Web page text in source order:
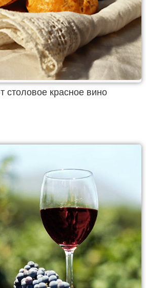
столовое красное вино